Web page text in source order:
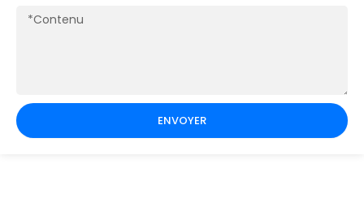
Contenu
ENVOYER